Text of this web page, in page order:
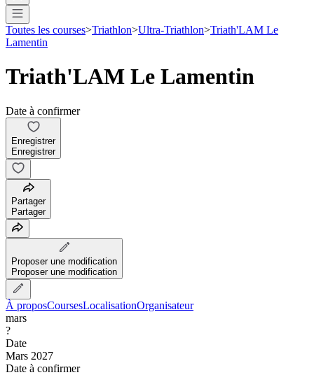
Toutes les courses>Triathlon>Ultra-Triathlon>Triath'LAM Le
Lamentin
Triath'LAM Le Lamentin
Date à confirmer
Enregistrer
Enregistrer
Partager
Partager
Proposer une modification
Proposer une modification
À proposCoursesLocalisationOrganisateur
mars
?
Date
Mars 2027
Date à confirmer